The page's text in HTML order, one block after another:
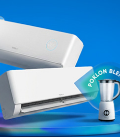
AYD
OPVIQ Podna lampa 115
1.897,00
2.372,00